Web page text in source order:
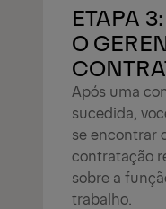
ETAPA
O
Após uma
sucedida,
se encontrar
contratação
sobre a
trabalho.